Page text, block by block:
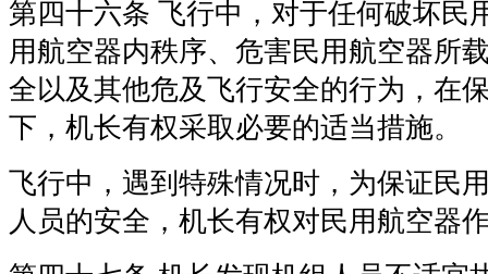
第四十六条 飞行中，对于任何破坏民
用航空器内秩序、危害民用航空器所
全以及其他危及飞行安全的行为，在
下，机长有权采取必要的适当措施。
飞行中，遇到特殊情况时，为保证民
人员的安全，机长有权对民用航空器